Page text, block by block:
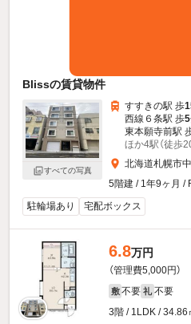
Blissの賃貸物件
すべての写真
すすきの駅 歩
西線６条駅 歩5
東本願寺前駅
ほか4駅（徒歩
北海道札幌市
5階建 / 1年9ヶ月 /
駐輪場あり
宅配ボックス
6.8万円
（管理費5,000円）
敷 不要 礼 不要
3階 / 1LDK / 34.86